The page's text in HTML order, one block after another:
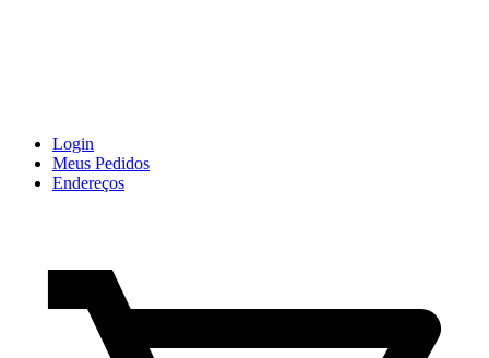
Login
Meus Pedidos
Endereços